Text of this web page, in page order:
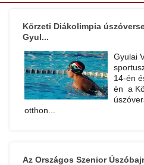
Körzeti Diákolimpia
Gyul...
Gyulai
14-én
én a
otthon...
Az Országos Szenior